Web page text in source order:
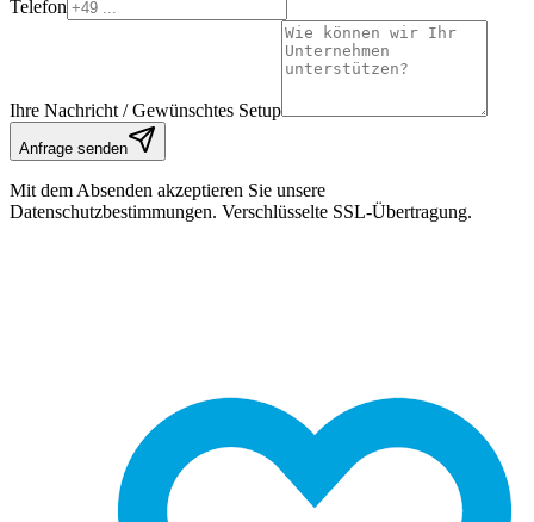
Telefon
Ihre Nachricht / Gewünschtes Setup
Anfrage senden
Mit dem Absenden akzeptieren Sie unsere
Datenschutzbestimmungen. Verschlüsselte SSL-Übertragung.